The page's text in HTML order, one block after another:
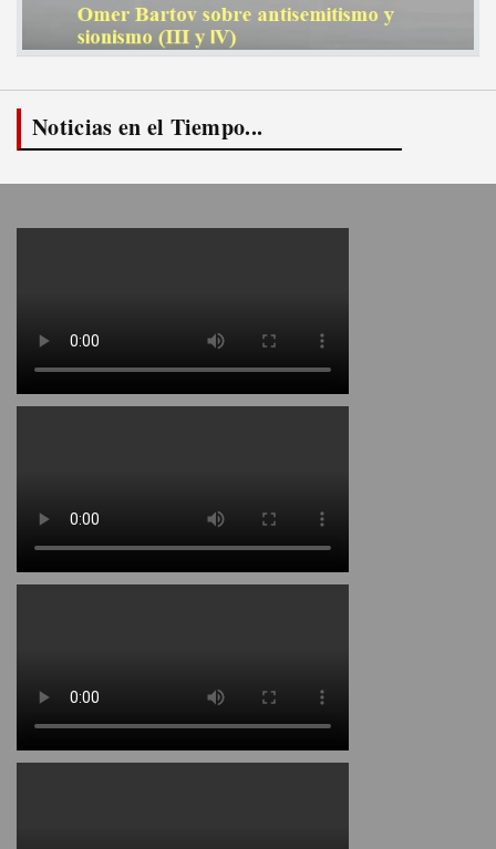
Noticias en el Tiempo...